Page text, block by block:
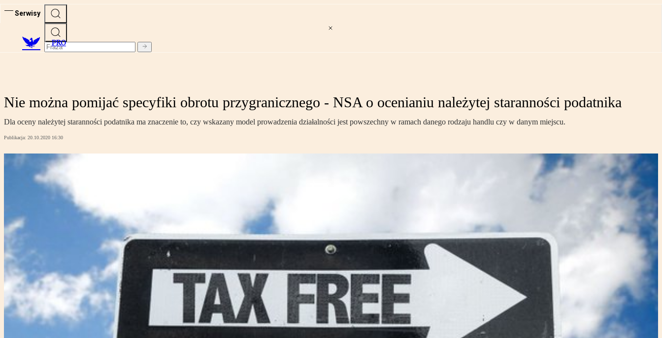
Serwisy
PRO
Nie można pomijać specyfiki obrotu przygranicznego - NSA o ocenianiu należytej staranności podatnika
Dla oceny należytej staranności podatnika ma znaczenie to, czy wskazany model prowadzenia działalności jest powszechny w ramach danego rodzaju handlu czy w danym miejscu.
Publikacja: 20.10.2020 16:30